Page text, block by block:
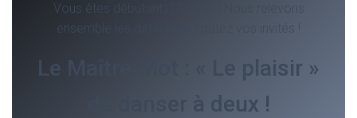
Vous êtes débutants? Parfait ! Nous relevons
ensemble les défis pour épatez vos invités !
Le Maître-Mot : « Le plaisir »
de danser à deux !